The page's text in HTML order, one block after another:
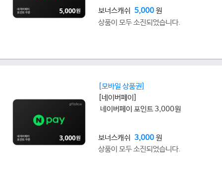
보너스캐쉬 5,000원
상품이 모두 소진되었습니다.
[모바일 상품권]
[네이버페이]
네이버페이 포인트 3,000원
보너스캐쉬 3,000원
상품이 모두 소진되었습니다.